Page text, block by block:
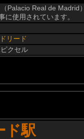
Palacio Real de
に使用されています。
リード
クセル
ド駅